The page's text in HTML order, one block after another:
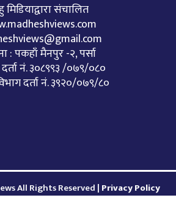
मिडियाद्वारा संचालित
: पकहाँ मैनपुर -२, पर्सा
नं. ३०८९९३ /०७९/०८०
दर्ता नं. ३९२०/०७९/८०
All Rights Reserved | Privacy Policy